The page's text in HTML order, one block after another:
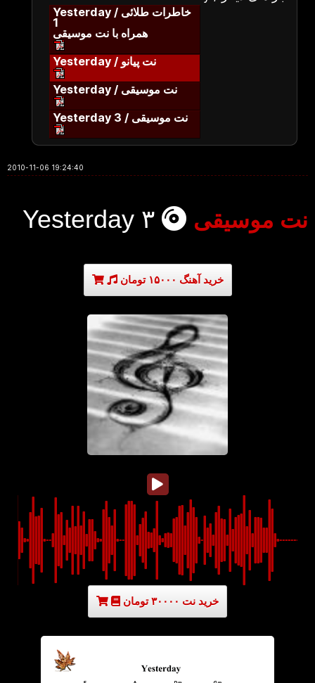
Yesterday / خاطرات طلائی
1
همراه با نت موسیقی
Yesterday / نت پیانو
Yesterday / نت موسیقی
Yesterday 3 / نت موسیقی
2010-11-06 19:24:40
Yesterday ۳ نت موسیقی
خرید آهنگ ۱۵۰۰۰ تومان
خرید نت ۳۰۰۰۰ تومان